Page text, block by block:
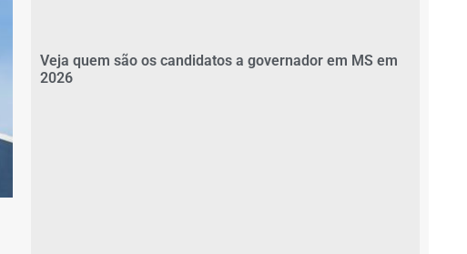
Veja quem são os candidatos a governador em MS em
2026